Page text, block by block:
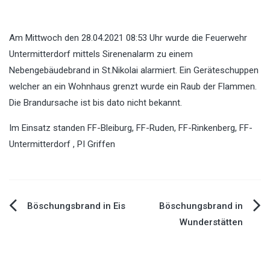
Am Mittwoch den 28.04.2021 08:53 Uhr wurde die Feuerwehr
Untermitterdorf mittels Sirenenalarm zu einem
Nebengebäudebrand in St.Nikolai alarmiert. Ein Geräteschuppen
welcher an ein Wohnhaus grenzt wurde ein Raub der Flammen.
Die Brandursache ist bis dato nicht bekannt.
Im Einsatz standen FF-Bleiburg, FF-Ruden, FF-Rinkenberg, FF-
Untermitterdorf , PI Griffen
Böschungsbrand in Eis
Böschungsbrand in
Wunderstätten